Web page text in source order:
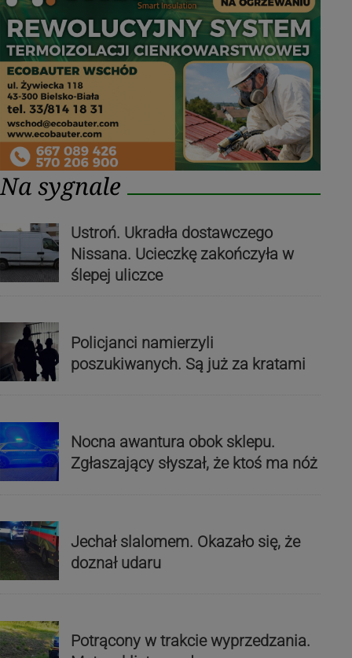
Na sygnale
Ustroń. Ukradła dostawczego
Nissana. Ucieczkę zakończyła w
ślepej uliczce
Policjanci namierzyli
poszukiwanych. Są już za kratami
Nocna awantura obok sklepu.
Zgłaszający słyszał, że ktoś ma nóż
Jechał slalomem. Okazało się, że
doznał udaru
Potrącony w trakcie wyprzedzania.